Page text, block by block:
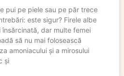
pui pe piele sau pe păr trece
este sigur? Firele albe
dar multe femei
să nu mai folosească
amoniacului și a mirosului
și